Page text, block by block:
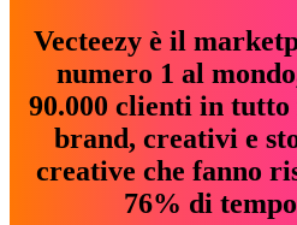
Vecteezy è il
numero 1 al
90.000 clienti in
brand, creativi e
creative che fanno
76% di